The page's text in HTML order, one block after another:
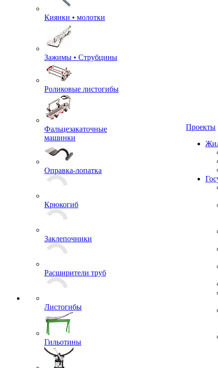
Киянки • молотки
Зажимы • Струбцины
Роликовые листогибы
Фальцезакаточные
машинки
Оправка-лопатка
Крюкогиб
Заклепочники
Расширители труб
Листогибы
Гильотины
Проекты